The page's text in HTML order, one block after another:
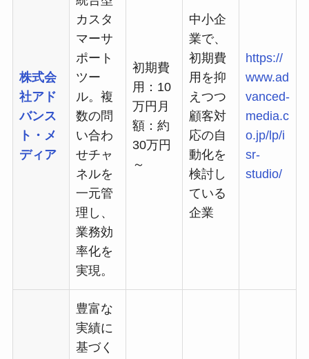
株式会
社アド
バンス
ト・メ
ディア
カスタ
マーサ
ポート
ツー
ル。複
数の問
い合わ
せチャ
ネルを
一元管
理し、
業務効
率化を
実現。
初期費
用：10
万円月
額：約
30万円
～
中小企
業で、
初期費
用を抑
えつつ
顧客対
応の自
動化を
検討し
ている
企業
https://
www.ad
vanced-
media.c
o.jp/lp/i
sr-
studio/
豊富な
実績に
基づく